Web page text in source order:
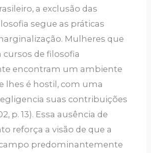
a exclusão das
segue as práticas
Mulheres que
de filosofia
encontram um ambiente
lhes é hostil, com uma
suas contribuições
p. 13). Essa ausência de
reforça a visão de que a
predominantemente